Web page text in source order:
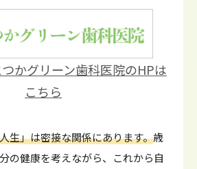
かグリーン歯科医院のHPは
こちら
生」は密接な関係にあります。歳
の健康を考えながら、これから自